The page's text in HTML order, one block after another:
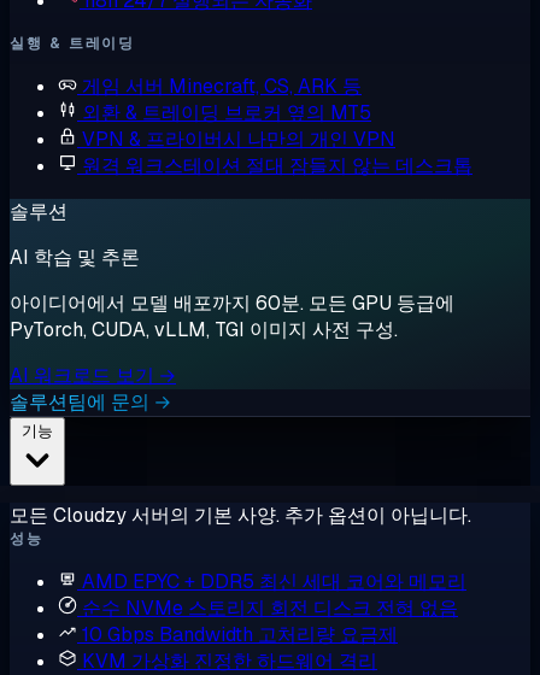
실행 & 트레이딩
게임 서버 Minecraft, CS, ARK 등
외환 & 트레이딩 브로커 옆의 MT5
VPN & 프라이버시 나만의 개인 VPN
원격 워크스테이션 절대 잠들지 않는 데스크톱
솔루션
AI 학습 및 추론
아이디어에서 모델 배포까지 60분. 모든 GPU 등급에
PyTorch, CUDA, vLLM, TGI 이미지 사전 구성.
AI 워크로드 보기 →
솔루션팀에 문의 →
모든 Cloudzy 서버의 기본 사양. 추가 옵션이 아닙니다.
성능
AMD EPYC + DDR5 최신 세대 코어와 메모리
순수 NVMe 스토리지 회전 디스크 전혀 없음
10 Gbps Bandwidth 고처리량 요금제
KVM 가상화 진정한 하드웨어 격리